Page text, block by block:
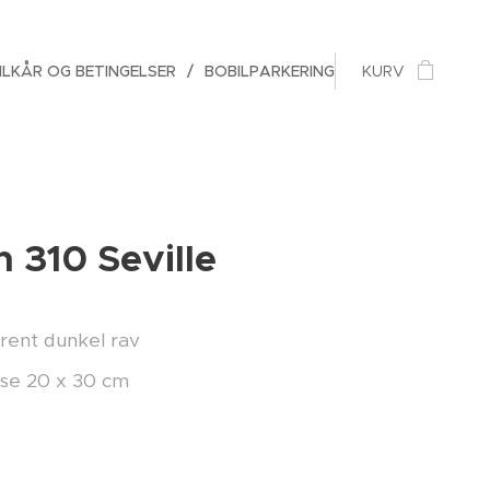
OG BETINGELSER BOBILPARKERING KURV
310 Seville
dunkel rav
20 x 30 cm